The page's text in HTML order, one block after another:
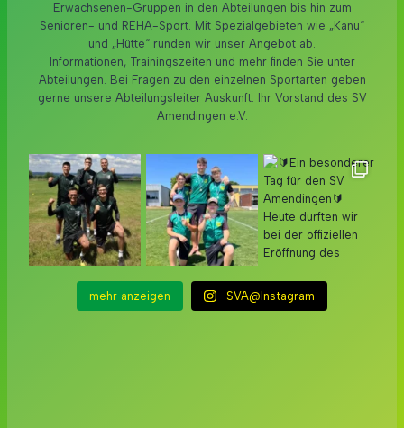
Erwachsenen-Gruppen in den Abteilungen bis hin zum
Senioren- und REHA-Sport. Mit Spezialgebieten wie „Kanu“
und „Hütte“ runden wir unser Angebot ab.
Informationen, Trainingszeiten und mehr finden Sie unter
Abteilungen. Bei Fragen zu den einzelnen Sportarten geben
gerne unsere Abteilungsleiter Auskunft. Ihr Vorstand des SV
Amendingen e.V.
mehr anzeigen SVA@Instagram